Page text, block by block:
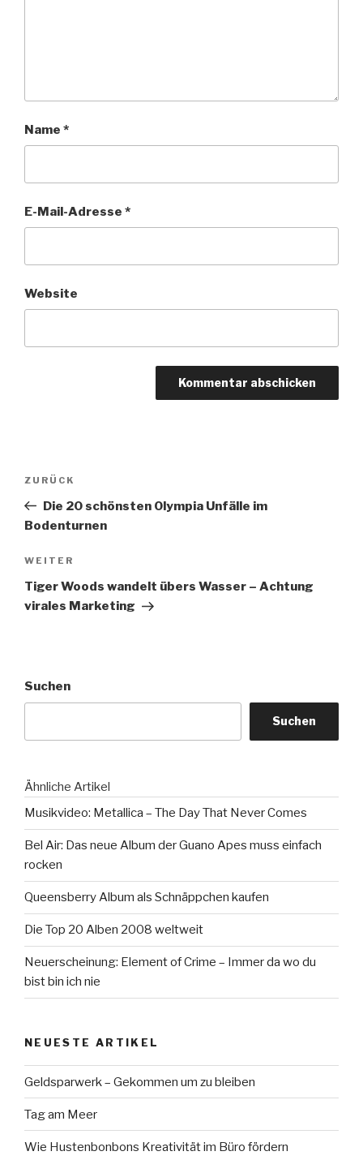
Name *
E-Mail-Adresse *
Website
Beitragsnavigation
Vorheriger
Beitrag
ZURÜCK
Die 20 schönsten Olympia Unfälle im
Bodenturnen
Nächster
Beitrag
WEITER
Tiger Woods wandelt übers Wasser – Achtung
virales Marketing
Suchen
Suchen
Ähnliche Artikel
Musikvideo: Metallica – The Day That Never Comes
Bel Air: Das neue Album der Guano Apes muss einfach
rocken
Queensberry Album als Schnäppchen kaufen
Die Top 20 Alben 2008 weltweit
Neuerscheinung: Element of Crime – Immer da wo du
bist bin ich nie
NEUESTE ARTIKEL
Geldsparwerk – Gekommen um zu bleiben
Tag am Meer
Wie Hustenbonbons Kreativität im Büro fördern